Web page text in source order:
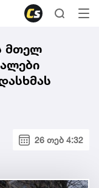
მთელ
26 თებ 4:32